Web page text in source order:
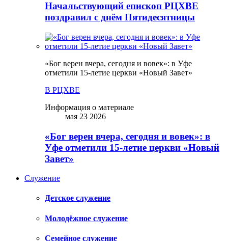
Начальствующий епископ РЦХВЕ
поздравил с днём Пятидесятницы
«Бог верен вчера, сегодня и вовек»: в Уфе
отметили 15-летие церкви «Новый Завет»
В РЦХВЕ
Информация о материале
мая 23 2026
«Бог верен вчера, сегодня и вовек»: в
Уфе отметили 15-летие церкви «Новый
Завет»
Служение
Детское служение
Молодёжное служение
Семейное служение